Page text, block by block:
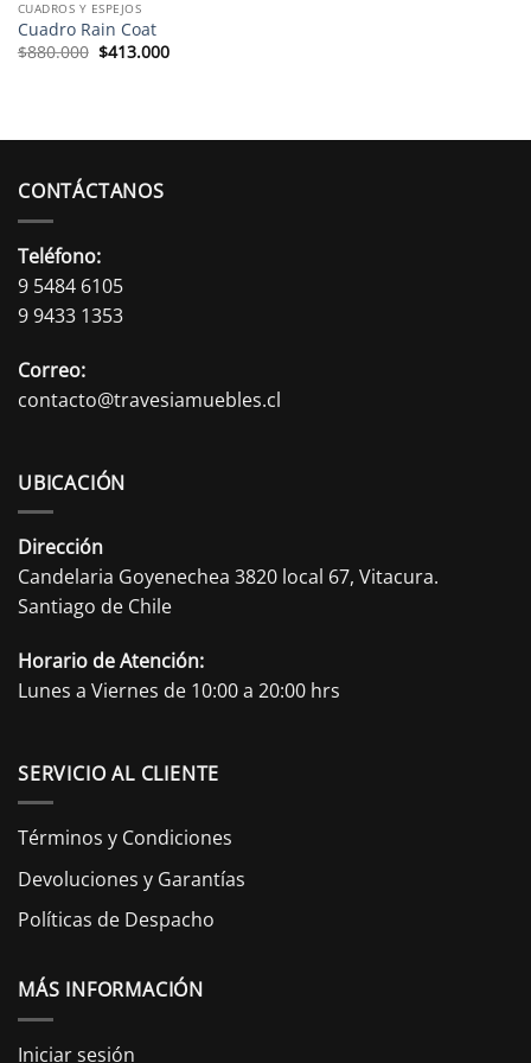
CUADROS Y ESPEJOS
Cuadro Rain Coat
$880.000 El
precio
$413.000El
precio
CONTÁCTANOS
Teléfono:
9 5484 6105
9 9433 1353
Correo:
contacto@travesiamuebles.cl
UBICACIÓN
Dirección
Candelaria Goyenechea 3820 local 67, Vitacura.
Santiago de Chile
Horario de Atención:
Lunes a Viernes de 10:00 a 20:00 hrs
SERVICIO AL CLIENTE
Términos y Condiciones
Devoluciones y Garantías
Políticas de Despacho
MÁS INFORMACIÓN
Iniciar sesión